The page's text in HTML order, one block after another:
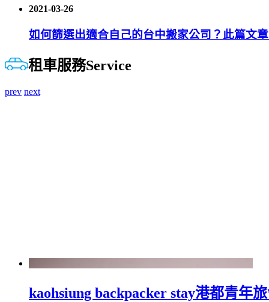
2021-03-26
如何篩選出適合自己的台中搬家公司？此篇文
租車服務Service
prev next
kaohsiung backpacker stay港都青年